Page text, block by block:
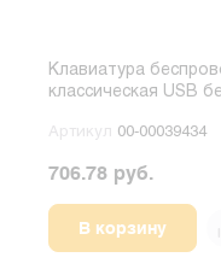
Клавиатура
классическая USB
Артикул 00-00039434
706.78 руб.
В корзину